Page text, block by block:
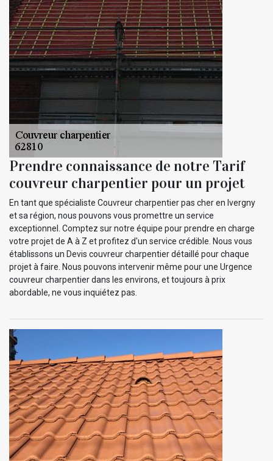
Prendre connaissance de notre Tarif
couvreur charpentier pour un projet
En tant que spécialiste Couvreur charpentier pas cher en Ivergny
et sa région, nous pouvons vous promettre un service
exceptionnel. Comptez sur notre équipe pour prendre en charge
votre projet de A à Z et profitez d'un service crédible. Nous vous
établissons un Devis couvreur charpentier détaillé pour chaque
projet à faire. Nous pouvons intervenir même pour une Urgence
couvreur charpentier dans les environs, et toujours à prix
abordable, ne vous inquiétez pas.